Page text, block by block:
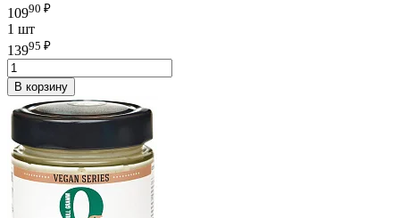
10990 ₽
1 шт
13995 ₽
В корзину